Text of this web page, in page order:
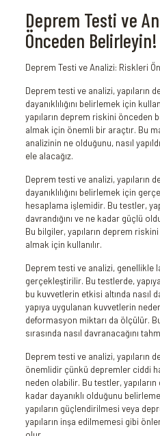
Deprem Testi ve
Önceden Belirleyin!
Deprem Testi ve Analizi: Riskleri
Deprem testi ve analizi, yapıların
dayanıklılığını belirlemek için
yapıların deprem riskini önceden
almak için önemli bir araçtır. Bu
analizinin ne olduğunu, nasıl
ele alacağız.
Deprem testi ve analizi, yapıların
dayanıklılığını belirlemek için
hesaplama işlemidir. Bu testler,
davrandığını ve ne kadar güçlü
Bu bilgiler, yapıların deprem
almak için kullanılır.
Deprem testi ve analizi, genellikle
gerçekleştirilir. Bu testlerde,
bu kuvvetlerin etkisi altında nasıl
yapıya uygulanan kuvvetlerin
deformasyon miktarı da ölçülür.
sırasında nasıl davranacağını
Deprem testi ve analizi, yapıların
önemlidir çünkü depremler ciddi
neden olabilir. Bu testler,
kadar dayanıklı olduğunu
yapıların güçlendirilmesi veya
yapıların inşa edilmemesi gibi